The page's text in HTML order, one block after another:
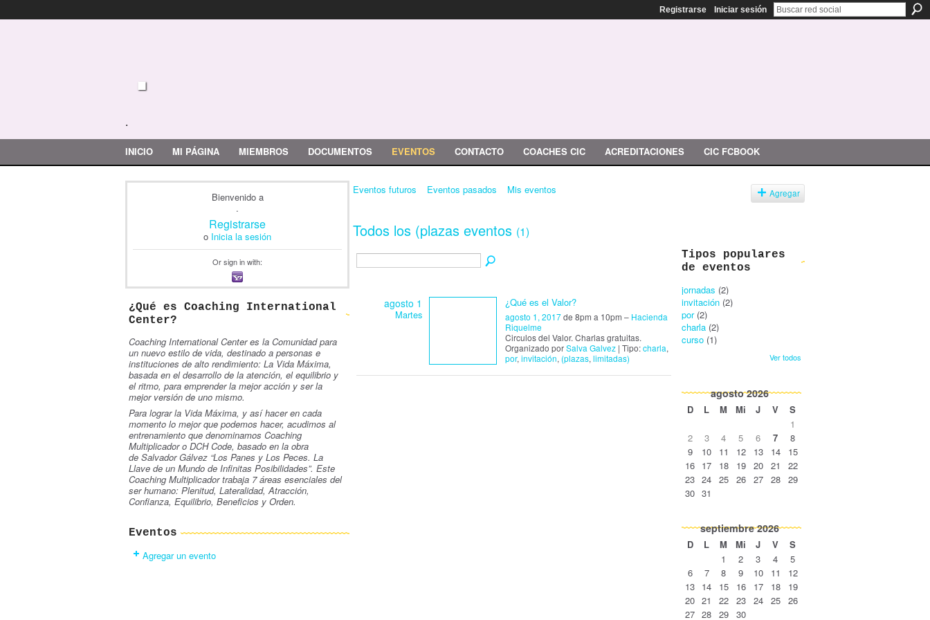
Registrarse Iniciar sesión
.
.
INICIO MI PÁGINA MIEMBROS DOCUMENTOS EVENTOS CONTACTO COACHES CIC ACREDITACIONES CIC FCBOOK
Bienvenido a
.
Registrarse
o Inicia la sesión
Or sign in with:
¿Qué es Coaching International
Center?
Coaching International Center es la Comunidad para
un nuevo estilo de vida, destinado a personas e
instituciones de alto rendimiento: La Vida Máxima,
basada en el desarrollo de la atención, el equilibrio y
el ritmo, para emprender la mejor acción y ser la
mejor versión de uno mismo.
Para lograr la Vida Máxima, y así hacer en cada
momento lo mejor que podemos hacer, acudimos al
entrenamiento que denominamos Coaching
Multiplicador o DCH Code, basado en la obra
de Salvador Gálvez “Los Panes y Los Peces. La
Llave de un Mundo de Infinitas Posibilidades”. Este
Coaching Multiplicador trabaja 7 áreas esenciales del
ser humano: Plenitud, Lateralidad, Atracción,
Confianza, Equilibrio, Beneficios y Orden.
Eventos
Agregar un evento
Eventos futuros Eventos pasados Mis eventos Agregar
Todos los (plazas eventos (1)
agosto 1
Martes
¿Qué es el Valor?
agosto 1, 2017de 8pm a 10pm – Hacienda
Riquelme
Circulos del Valor. Charlas gratuitas.
Organizado porSalva Galvez | Tipo:charla,
por, invitación, (plazas, limitadas)
Tipos populares
de eventos
jornadas (2)
invitación (2)
por(2)
charla (2)
curso (1)
Ver todos
agosto 2026
D L M Mi J V
S
1
2
3 4 5 6 7
8
9
10 11 12 13 14
15
16 17 18 19 20 21
22
23 24 25 26 27 28
29
30 31
septiembre 2026
D L M Mi J V
S
1
2 3 4
5
6
7 8 9 10 11
12
13 14 15 16 17 18
19
20 21 22 23 24 25
26
27 28 29 30